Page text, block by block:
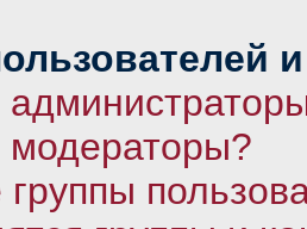
модераторы?
группы